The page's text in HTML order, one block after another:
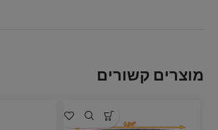
מוצרים קשורים